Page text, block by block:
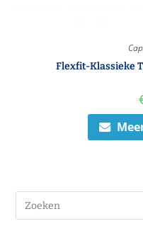
Flexfit-Klassieke